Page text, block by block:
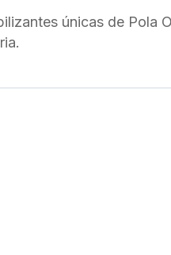
únicas de Pola